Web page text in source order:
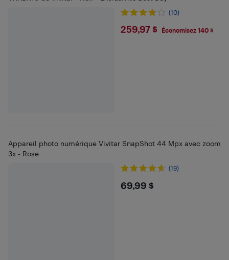
(10)
$259.97
259,97 $ Économisez 140 $
Appareil photo numérique Vivitar SnapShot 44 Mpx avec zoom
3x - Rose
(19)
$69.99
69,99 $